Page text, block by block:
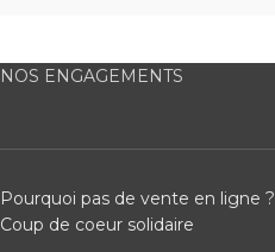
NOS ENGAGEMENTS
Pourquoi pas de vente en ligne ?
Coup de coeur solidaire